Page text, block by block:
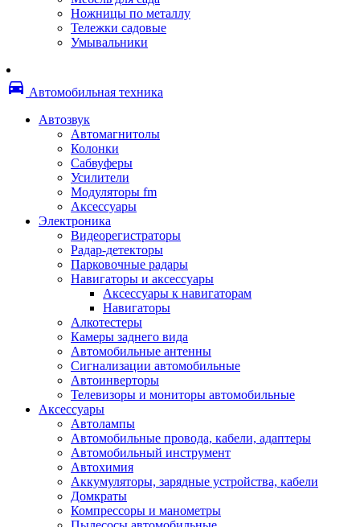
Термопленки
Картриджи лазерные, тонер-картриджи
Лазерные оригинальные
Снпч
Струйные оригинальные
Материалы для переплета
Запчасти и другие расходные материалы
Автоподатчики
Блоки лазера
(памперс)
Валы переноса заряда/магнитные валы
Валы резиновые/тефлоновые
Втулки/подшипники/бушинги
Девелоперы
Дозирущие лезвия
Другие зип
Кабели
Крышки
Лампы
Лотки, кассеты
Моторы/двигатели/редукторы
Платы форматирования
Ракели
Ролики/наборы роликов/насадки
Сервисные наборы
Смазки
Ножницы по металлу
Тележки садовые
Умывальники
directions_car Автомобильная техника
Автозвук
Автомагнитолы
Колонки
Сабвуферы
Усилители
Модуляторы fm
Аксессуары
Электроника
Видеорегистраторы
Радар-детекторы
Парковочные радары
Навигаторы и аксессуары
Аксессуары к навигаторам
Навигаторы
Алкотестеры
Камеры заднего вида
Автомобильные антенны
Сигнализации автомобильные
Автоинверторы
Телевизоры и мониторы автомобильные
Аксессуары
Автолампы
Автомобильные провода, кабели, адаптеры
Автомобильный инструмент
Автохимия
Аккумуляторы, зарядные устройства, кабели
Домкраты
Компрессоры и манометры